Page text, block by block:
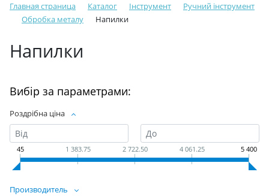
Главная страница Каталог Інструмент
Ручний інструмент
Обробка металу
Напилки
Напилки
Вибір за параметрами:
Роздрібна ціна
45 1 383.75 2 722.50 4 061.25 5 400
Производитель